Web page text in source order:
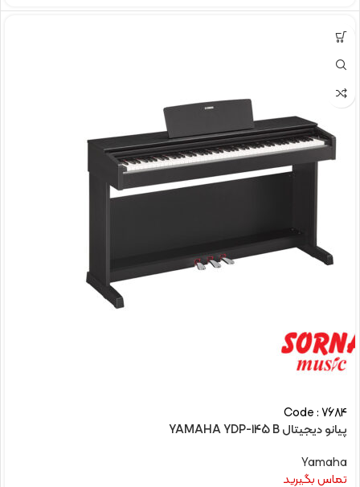
Code : 7684
پیانو دیجیتال YAMAHA YDP-145 B
Yamaha
تماس بگیرید